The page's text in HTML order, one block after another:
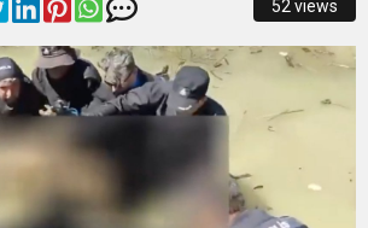
Yeşil Alanlar Titizlikle
ŞENLİK COŞKUSU
bilmeyen kalmasın” çağrısı
52 views